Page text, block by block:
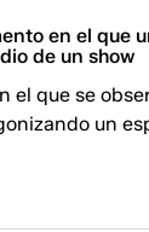
en el que
de un show
el que se
un